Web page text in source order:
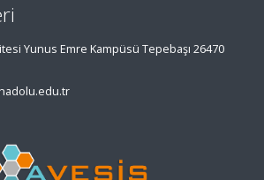
Yunus Emre Kampüsü Tepebaşı 26470